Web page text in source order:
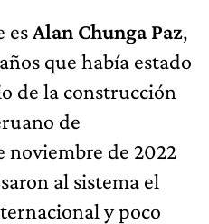
esAlan Chunga Paz,
que había estado
de la construcción
de
noviembre de 2022
al sistema el
y poco